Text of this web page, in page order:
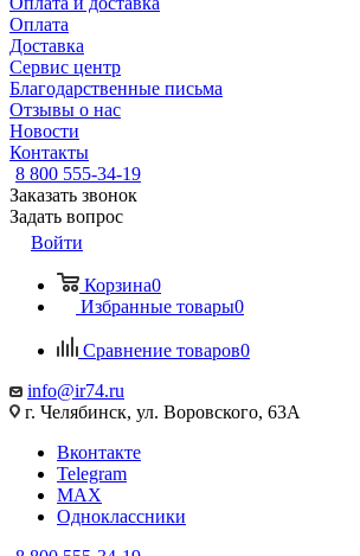
Оплата
Доставка
Сервис центр
Благодарственные письма
Отзывы о нас
Новости
Контакты
8 800 555-34-19
Заказать звонок
Задать вопрос
Войти
Корзина0
Избранные товары0
Сравнение товаров0
info@ir74.ru
г. Челябинск, ул. Воровского, 63А
Вконтакте
Telegram
MAX
Одноклассники